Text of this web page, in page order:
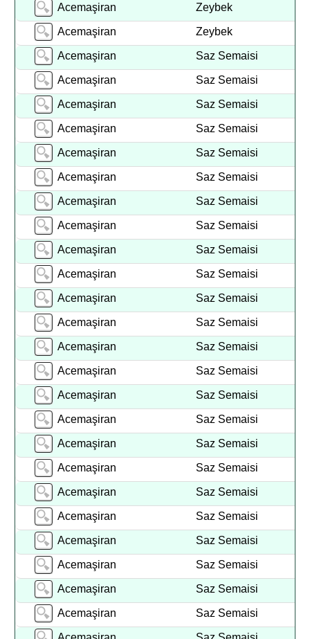
Acemaşiran Zeybek
Acemaşiran Zeybek
Acemaşiran Saz Semaisi
Acemaşiran Saz Semaisi
Acemaşiran Saz Semaisi
Acemaşiran Saz Semaisi
Acemaşiran Saz Semaisi
Acemaşiran Saz Semaisi
Acemaşiran Saz Semaisi
Acemaşiran Saz Semaisi
Acemaşiran Saz Semaisi
Acemaşiran Saz Semaisi
Acemaşiran Saz Semaisi
Acemaşiran Saz Semaisi
Acemaşiran Saz Semaisi
Acemaşiran Saz Semaisi
Acemaşiran Saz Semaisi
Acemaşiran Saz Semaisi
Acemaşiran Saz Semaisi
Acemaşiran Saz Semaisi
Acemaşiran Saz Semaisi
Acemaşiran Saz Semaisi
Acemaşiran Saz Semaisi
Acemaşiran Saz Semaisi
Acemaşiran Saz Semaisi
Acemaşiran Saz Semaisi